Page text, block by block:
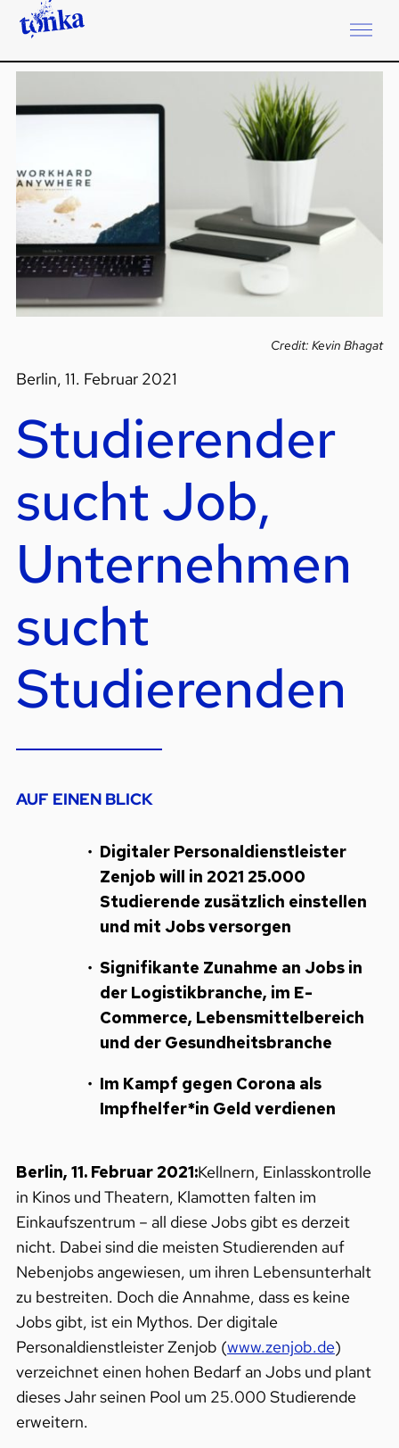
Credit: Kevin Bhagat
Berlin, 11. Februar 2021
Studierender
sucht Job,
Unternehmen
sucht
Studierenden
AUF EINEN BLICK
Digitaler Personaldienstleister
Zenjob will in 2021 25.000
Studierende zusätzlich einstellen
und mit Jobs versorgen
Signifikante Zunahme an Jobs in
der Logistikbranche, im E-
Commerce, Lebensmittelbereich
und der Gesundheitsbranche
Im Kampf gegen Corona als
Impfhelfer*in Geld verdienen
Berlin, 11. Februar 2021:Kellnern, Einlasskontrolle
in Kinos und Theatern, Klamotten falten im
Einkaufszentrum – all diese Jobs gibt es derzeit
nicht. Dabei sind die meisten Studierenden auf
Nebenjobs angewiesen, um ihren Lebensunterhalt
zu bestreiten. Doch die Annahme, dass es keine
Jobs gibt, ist ein Mythos. Der digitale
Personaldienstleister Zenjob (www.zenjob.de)
verzeichnet einen hohen Bedarf an Jobs und plant
dieses Jahr seinen Pool um 25.000 Studierende
erweitern.